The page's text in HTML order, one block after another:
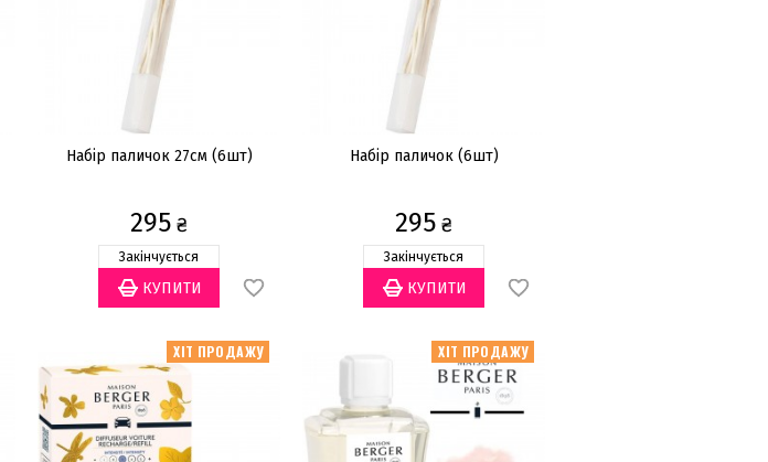
Набір паличок 27см (6шт)
295 ₴
Закінчується
Набір паличок (6шт)
295 ₴
Закінчується
ХІТ ПРОДАЖУ ХІТ ПРОДАЖУ